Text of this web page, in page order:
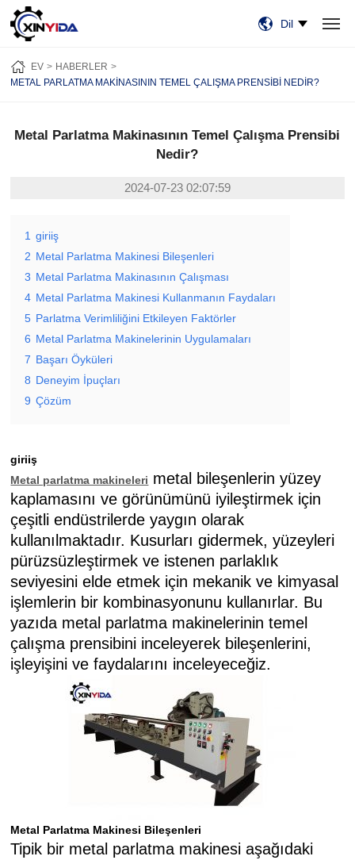
EV
ÜRÜN:% S
VIDEO
VAKALAR
HABERLER
HAKKIMIZDA
BİZE ULAŞIN
Dil
EV
HABERLER
METAL PARLATMA MAKINASININ TEMEL ÇALIŞMA PRENSIBI NEDIR?
Metal Parlatma Makinasının Temel Çalışma Prensibi
Nedir?
2024-07-23 02:07:59
1 giriiş
2 Metal Parlatma Makinesi Bileşenleri
3 Metal Parlatma Makinasının Çalışması
4 Metal Parlatma Makinesi Kullanmanın Faydaları
5 Parlatma Verimliliğini Etkileyen Faktörler
6 Metal Parlatma Makinelerinin Uygulamaları
7 Başarı Öyküleri
8 Deneyim İpuçları
9 Çözüm
giriiş
Metal parlatma makineleri metal bileşenlerin yüzey
kaplamasını ve görünümünü iyileştirmek için
çeşitli endüstrilerde yaygın olarak
kullanılmaktadır. Kusurları gidermek, yüzeyleri
pürüzsüzleştirmek ve istenen parlaklık
seviyesini elde etmek için mekanik ve kimyasal
işlemlerin bir kombinasyonunu kullanırlar. Bu
yazıda metal parlatma makinelerinin temel
çalışma prensibini inceleyerek bileşenlerini,
işleyişini ve faydalarını inceleyeceğiz.
Metal Parlatma Makinesi Bileşenleri
Tipik bir metal parlatma makinesi aşağıdaki